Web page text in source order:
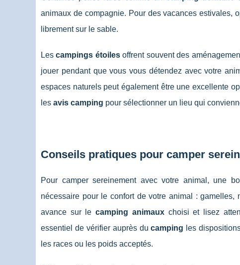
animaux de compagnie. Pour des vacances estivales,
librement sur le sable.
Lescampings étoilesoffrent souvent des
jouer pendant que vous vous détendez avec votre
espaces naturels peut également être une excellente
les avis camping pour sélectionner un lieu qui
Conseils pratiques pour camper
Pour camper sereinement avec votre animal, une
nécessaire pour le confort de votre animal : gamelles,
avance sur lecamping animauxchoisi et lisez
essentiel de vérifier auprès ducamping les
les races ou les poids acceptés.